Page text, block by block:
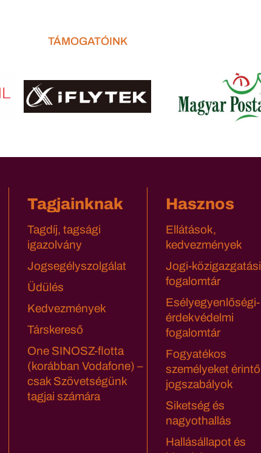
TÁMOGATÓINK
Tagjainknak
Tagdíj, tagsági
igazolvány
Jogsegélyszolgálat
Üdülés
Kedvezmények
Társkereső
One SINOSZ-flotta
(korábban Vodafone) –
csak Szövetségünk
tagjai számára
Hasznos
Ellátások,
kedvezmények
Jogi-közigazgatási
fogalomtár
Esélyegyenlőségi-
érdekvédelmi
fogalomtár
Fogyatékos
személyeket érintő
jogszabályok
Siketség és
nagyothallás
Hallásállapot és